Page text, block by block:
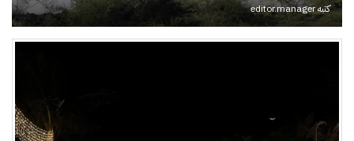
كتبهeditor.manager